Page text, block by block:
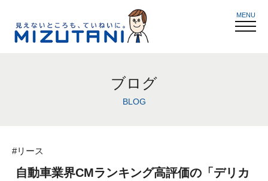
MENU
ブログ
BLOG
#リース
自動車業界CMランキング高評価の「デリカ